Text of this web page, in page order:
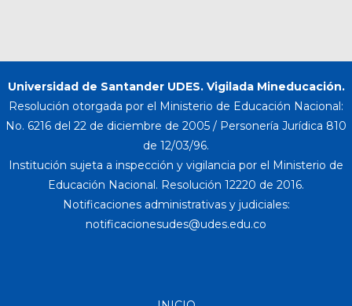
Universidad de Santander UDES. Vigilada Mineducación.
Resolución otorgada por el Ministerio de Educación Nacional:
No. 6216 del 22 de diciembre de 2005 / Personería Jurídica 810
de 12/03/96.
Institución sujeta a inspección y vigilancia por el Ministerio de
Educación Nacional. Resolución 12220 de 2016.
Notificaciones administrativas y judiciales: